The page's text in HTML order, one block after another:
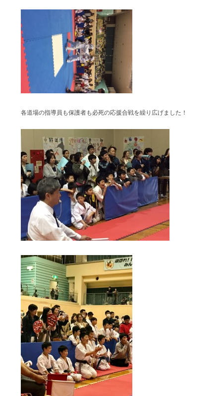
各道場の指導員も保護者も必死の応援合戦を繰り広げました！